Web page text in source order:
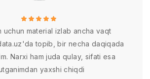
uchun material izlab ancha vaqt
topib, bir necha daqiqada
Narxi ham juda qulay, sifati esa
yaxshi chiqdi